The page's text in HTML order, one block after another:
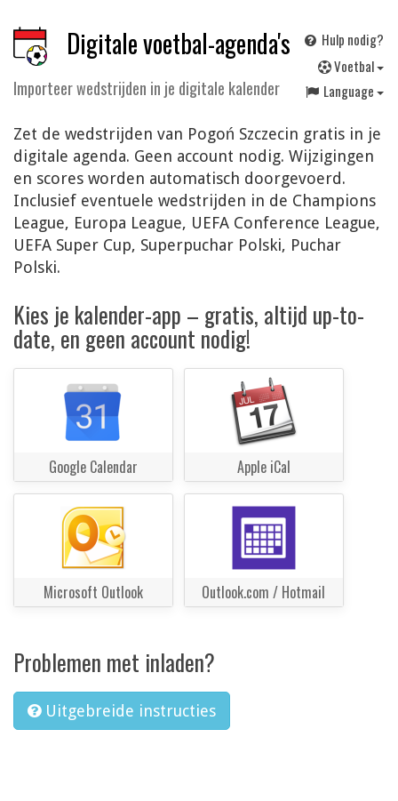
Digitale voetbal-agenda's
Importeer wedstrijden in je digitale kalender
Hulp nodig?
Voetbal
Language
Zet de wedstrijden van Pogoń Szczecin gratis in je
digitale agenda. Geen account nodig. Wijzigingen
en scores worden automatisch doorgevoerd.
Inclusief eventuele wedstrijden in de Champions
League, Europa League, UEFA Conference League,
UEFA Super Cup, Superpuchar Polski, Puchar
Polski.
Kies je kalender-app – gratis, altijd up-to-
date, en geen account nodig!
Google Calendar Apple iCal
Microsoft Outlook Outlook.com / Hotmail
Problemen met inladen?
Uitgebreide instructies